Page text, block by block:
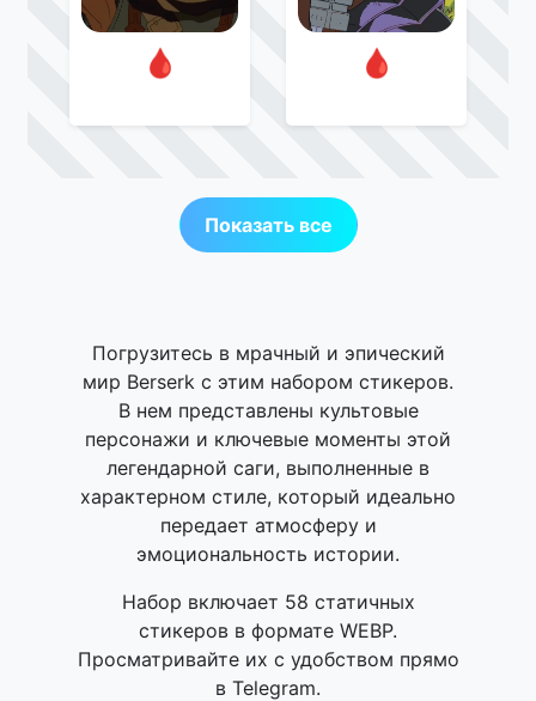
🩸 🩸
Показать все
Погрузитесь в мрачный и эпический
мир Berserk с этим набором стикеров.
В нем представлены культовые
персонажи и ключевые моменты этой
легендарной саги, выполненные в
характерном стиле, который идеально
передает атмосферу и
эмоциональность истории.
Набор включает 58 статичных
стикеров в формате WEBP.
Просматривайте их с удобством прямо
в Telegram.